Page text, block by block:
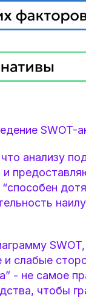
SWOT-
анализу
и слабые
- не самое
чтобы